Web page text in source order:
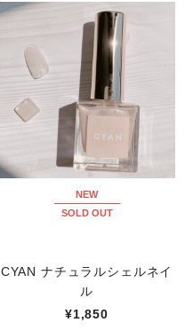
NEW
SOLD OUT
CYAN ナチュラルシェルネイ
ル
¥1,850